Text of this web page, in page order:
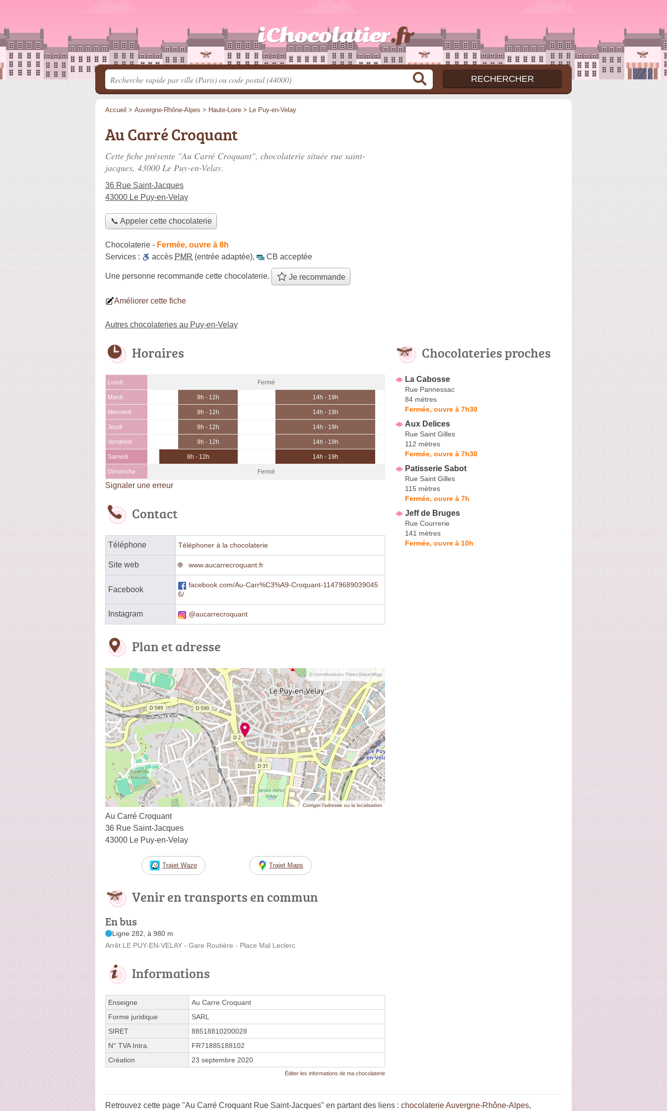
Accueil > Auvergne-Rhône-Alpes > Haute-Loire > Le Puy-en-Velay
Au Carré Croquant
Cette fiche présente "Au Carré Croquant", chocolaterie située rue saint-
jacques, 43000 Le Puy-en-Velay.
36 Rue Saint-Jacques
43000 Le Puy-en-Velay
📞 Appeler cette chocolaterie
Chocolaterie - Fermée, ouvre à 8h
Services :
accès PMR (entrée adaptée), CB acceptée
Une personne recommande cette chocolaterie. Je recommande
Améliorer cette fiche
Autres chocolateries au Puy-en-Velay
Horaires
Lundi Fermé
Mardi 9h - 12h 14h - 19h
Mercredi 9h - 12h 14h - 19h
Jeudi 9h - 12h 14h - 19h
Vendredi 9h - 12h 14h - 19h
Samedi 8h - 12h 14h - 19h
Dimanche Fermé
Signaler une erreur
Contact
Téléphone Téléphoner à la chocolaterie
Site web www.aucarrecroquant.fr
Facebook
facebook.com/Au-Carr%C3%A9-Croquant-11479689039045
6/
Instagram @aucarrecroquant
Plan et adresse
© contributeurs OpenStreetMap
Corriger l’adresse ou la localisation
Au Carré Croquant
36 Rue Saint-Jacques
43000 Le Puy-en-Velay
Trajet Waze Trajet Maps
Venir en transports en commun
En bus
Ligne 282, à 980 m
Arrêt LE PUY-EN-VELAY - Gare Routière - Place Mal Leclerc
Informations
Enseigne
Au Carre Croquant
Forme juridique
SARL
SIRET
88518810200028
N° TVA Intra.
FR71885188102
Création
23 septembre 2020
Éditer les informations de ma chocolaterie
Chocolateries proches
La Cabosse
Rue Pannessac
84 mètres
Fermée, ouvre à 7h30
Aux Delices
Rue Saint Gilles
112 mètres
Fermée, ouvre à 7h30
Patisserie Sabot
Rue Saint Gilles
115 mètres
Fermée, ouvre à 7h
Jeff de Bruges
Rue Courrerie
141 mètres
Fermée, ouvre à 10h
Retrouvez cette page "Au Carré Croquant Rue Saint-Jacques" en partant des liens : chocolaterie Auvergne-Rhône-Alpes,